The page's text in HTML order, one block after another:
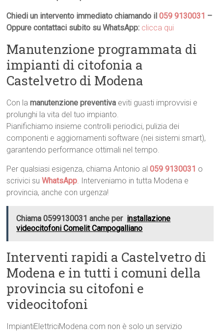
Chiedi un intervento immediato chiamando il059 9130031 –
Oppure contattaci subito su WhatsApp: clicca qui
Manutenzione programmata di
impianti di citofonia a
Castelvetro di Modena
Con lamanutenzione preventiva eviti guasti improvvisi e
prolunghi la vita del tuo impianto.
Pianifichiamo insieme controlli periodici, pulizia dei
componenti e aggiornamenti software (nei sistemi smart),
garantendo performance ottimali nel tempo.
Per qualsiasi esigenza, chiama Antonio al059 9130031 o
scrivici suWhatsApp. Interveniamo in tutta Modena e
provincia, anche con urgenza!
Chiama 0599130031 anche per installazione
videocitofoni Comelit Campogalliano
Interventi rapidi a Castelvetro di
Modena e in tutti i comuni della
provincia su citofoni e
videocitofoni
ImpiantiElettriciModena.com non è solo un servizio